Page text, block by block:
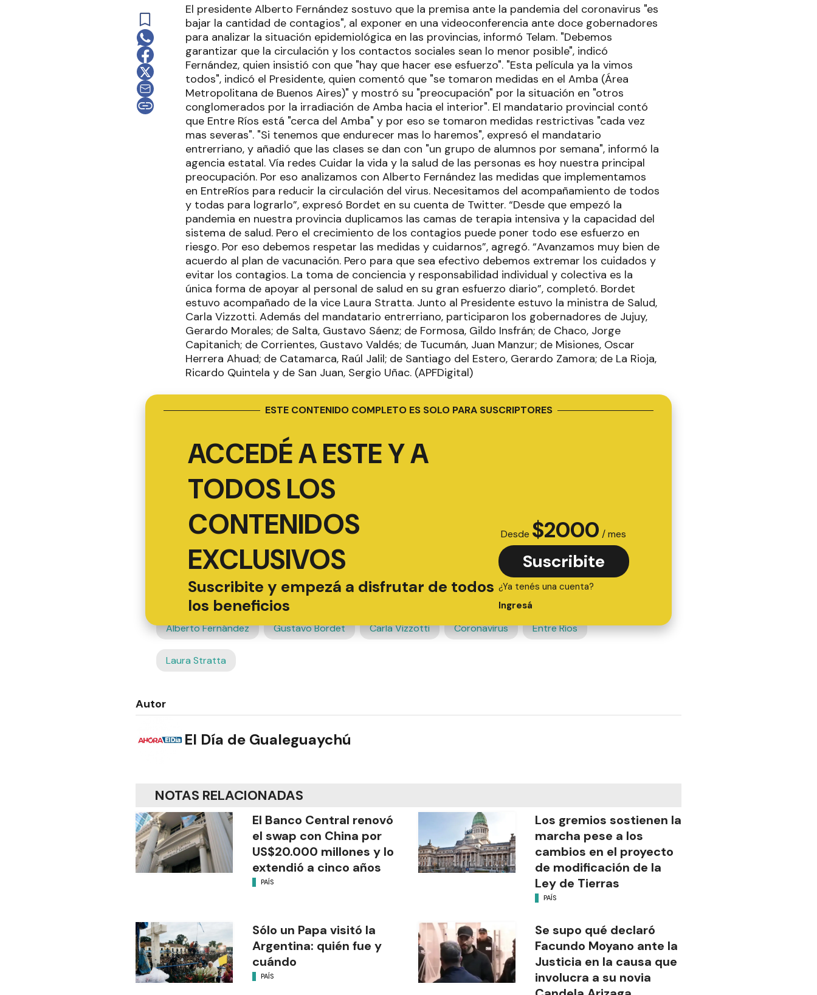
El presidente Alberto Fernández sostuvo que la premisa ante la pandemia del coronavirus "es
bajar la cantidad de contagios", al exponer en una videoconferencia ante doce gobernadores
para analizar la situación epidemiológica en las provincias, informó Telam. "Debemos
garantizar que la circulación y los contactos sociales sean lo menor posible", indicó
Fernández, quien insistió con que "hay que hacer ese esfuerzo". "Esta película ya la vimos
todos", indicó el Presidente, quien comentó que "se tomaron medidas en el Amba (Área
Metropolitana de Buenos Aires)" y mostró su "preocupación" por la situación en "otros
conglomerados por la irradiación de Amba hacia el interior". El mandatario provincial contó
que Entre Ríos está "cerca del Amba" y por eso se tomaron medidas restrictivas "cada vez
mas severas". "Si tenemos que endurecer mas lo haremos", expresó el mandatario
entrerriano, y añadió que las clases se dan con "un grupo de alumnos por semana", informó la
agencia estatal. Vía redes Cuidar la vida y la salud de las personas es hoy nuestra principal
preocupación. Por eso analizamos con Alberto Fernández las medidas que implementamos
en EntreRíos para reducir la circulación del virus. Necesitamos del acompañamiento de todos
y todas para lograrlo”, expresó Bordet en su cuenta de Twitter. “Desde que empezó la
pandemia en nuestra provincia duplicamos las camas de terapia intensiva y la capacidad del
sistema de salud. Pero el crecimiento de los contagios puede poner todo ese esfuerzo en
riesgo. Por eso debemos respetar las medidas y cuidarnos”, agregó. “Avanzamos muy bien de
acuerdo al plan de vacunación. Pero para que sea efectivo debemos extremar los cuidados y
evitar los contagios. La toma de conciencia y responsabilidad individual y colectiva es la
única forma de apoyar al personal de salud en su gran esfuerzo diario”, completó. Bordet
estuvo acompañado de la vice Laura Stratta. Junto al Presidente estuvo la ministra de Salud,
Carla Vizzotti. Además del mandatario entrerriano, participaron los gobernadores de Jujuy,
Gerardo Morales; de Salta, Gustavo Sáenz; de Formosa, Gildo Insfrán; de Chaco, Jorge
Capitanich; de Corrientes, Gustavo Valdés; de Tucumán, Juan Manzur; de Misiones, Oscar
Herrera Ahuad; de Catamarca, Raúl Jalil; de Santiago del Estero, Gerardo Zamora; de La Rioja,
Ricardo Quintela y de San Juan, Sergio Uñac. (APFDigital)
ESTE CONTENIDO COMPLETO ES SOLO PARA SUSCRIPTORES
ACCEDÉ A ESTE Y A
TODOS LOS
CONTENIDOS
EXCLUSIVOS
Suscribite y empezá a disfrutar de todos
los beneficios
Desde $2000 / mes
Suscribite
¿Ya tenés una cuenta?
Ingresá
Alberto Fernández Gustavo Bordet Carla Vizzotti Coronavirus Entre Ríos
Laura Stratta
Autor
El Día de Gualeguaychú
NOTAS RELACIONADAS
El Banco Central renovó
el swap con China por
US$20.000 millones y lo
extendió a cinco años
PAÍS
Los gremios sostienen la
marcha pese a los
cambios en el proyecto
de modificación de la
Ley de Tierras
PAÍS
Sólo un Papa visitó la
Argentina: quién fue y
cuándo
PAÍS
Se supo qué declaró
Facundo Moyano ante la
Justicia en la causa que
involucra a su novia